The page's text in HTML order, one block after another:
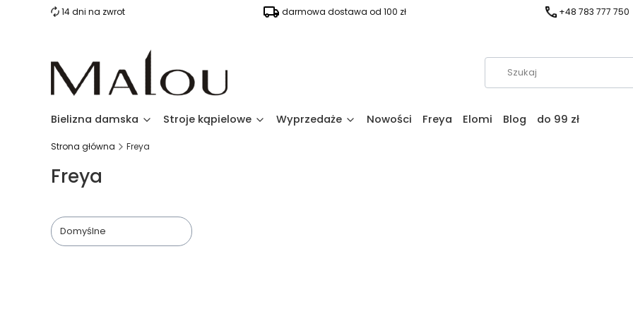
14 dni na zwrot darmowa dostawa od 100 zł +48 783 777 750
Bielizna damska Stroje kąpielowe Wyprzedaże Nowości Freya Elomi Blog do 99 zł
Strona główna Freya
Freya
Domyślne